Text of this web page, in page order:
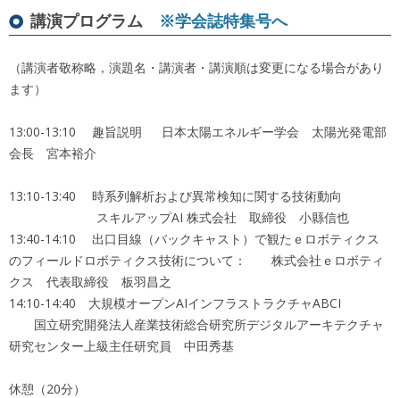
講演プログラム ※学会誌特集号へ
（講演者敬称略，演題名・講演者・講演順は変更になる場合があり
ます）
13:00-13:10 趣旨説明 日本太陽エネルギー学会 太陽光発電部
会長 宮本裕介
13:10-13:40 時系列解析および異常検知に関する技術動向
スキルアップAI 株式会社 取締役 小縣信也
13:40-14:10 出口目線（バックキャスト）で観たｅロボティクス
のフィールドロボティクス技術について： 株式会社ｅロボティ
クス 代表取締役 板羽昌之
14:10-14:40 大規模オープンAIインフラストラクチャABCI
国立研究開発法人産業技術総合研究所デジタルアーキテクチャ
研究センター上級主任研究員 中田秀基
休憩（20分）